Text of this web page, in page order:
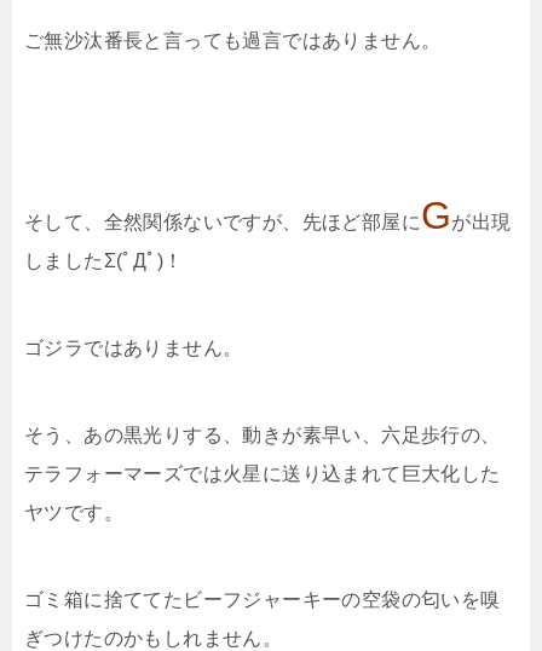
ご無沙汰番長と言っても過言ではありません。
そして、全然関係ないですが、先ほど部屋にGが出現
しましたΣ(ﾟДﾟ)！
ゴジラではありません。
そう、あの黒光りする、動きが素早い、六足歩行の、
テラフォーマーズでは火星に送り込まれて巨大化した
ヤツです。
ゴミ箱に捨ててたビーフジャーキーの空袋の匂いを嗅
ぎつけたのかもしれません。